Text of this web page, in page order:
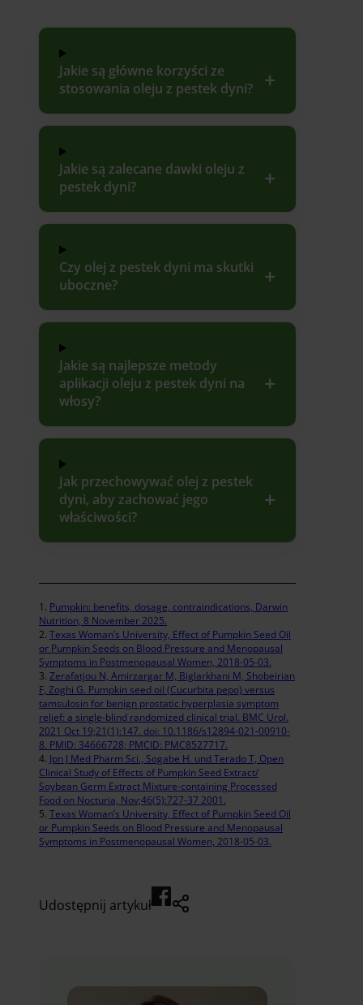
Jakie są główne korzyści ze
stosowania oleju z pestek dyni?
Jakie są zalecane dawki oleju z
pestek dyni?
Czy olej z pestek dyni ma skutki
uboczne?
Jakie są najlepsze metody
aplikacji oleju z pestek dyni na
włosy?
Jak przechowywać olej z pestek
dyni, aby zachować jego
właściwości?
Pumpkin: benefits, dosage, contraindications, Darwin
Nutrition, 8 November 2025.
Texas Woman’s University, Effect of Pumpkin Seed Oil
or Pumpkin Seeds on Blood Pressure and Menopausal
Symptoms in Postmenopausal Women, 2018-05-03.
Zerafatjou N, Amirzargar M, Biglarkhani M, Shobeirian
F, Zoghi G. Pumpkin seed oil (Cucurbita pepo) versus
tamsulosin for benign prostatic hyperplasia symptom
relief: a single-blind randomized clinical trial. BMC Urol.
2021 Oct 19;21(1):147. doi: 10.1186/s12894-021-00910-
8. PMID: 34666728; PMCID: PMC8527717.
Jpn J Med Pharm Sci., Sogabe H. und Terado T, Open
Clinical Study of Effects of Pumpkin Seed Extract/
Soybean Germ Extract Mixture-containing Processed
Food on Nocturia, Nov;46(5):727-37 2001.
Texas Woman’s University, Effect of Pumpkin Seed Oil
or Pumpkin Seeds on Blood Pressure and Menopausal
Symptoms in Postmenopausal Women, 2018-05-03.
Udostępnij artykuł